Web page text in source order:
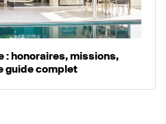
: honoraires, missions,
guide complet